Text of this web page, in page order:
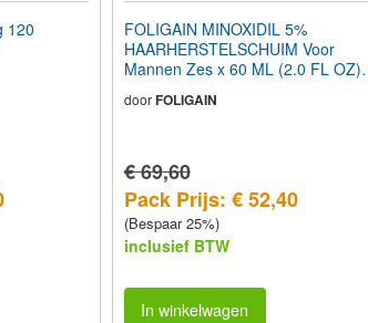
120
FOLIGAIN MINOXIDIL 5%
HAARHERSTELSCHUIM Voor
Mannen Zes x 60 ML (2.0 FL OZ)
doorFOLIGAIN
€ 69,60
Pack Prijs: € 52,40
(Bespaar 25%)
inclusief BTW
In winkelwagen